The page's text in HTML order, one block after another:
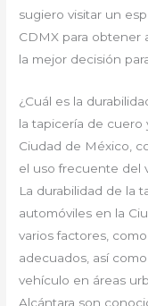
sugiero visitar un
CDMX para obtener
la mejor decisión
¿Cuál es la
la tapicería de cuero
Ciudad de México,
el uso frecuente del
La durabilidad de la
automóviles en la
varios factores,
adecuados, así
vehículo en áreas
Alcántara son